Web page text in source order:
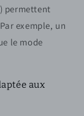
permettent
exemple, un
le mode
aux